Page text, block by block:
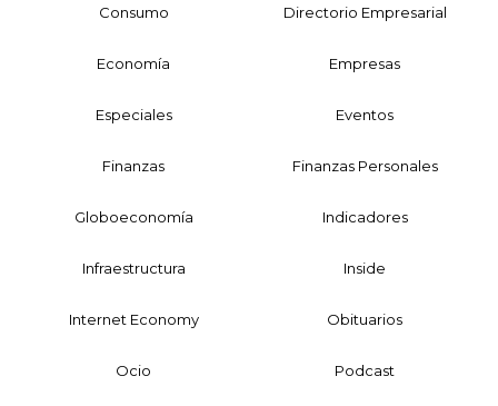
Consumo Directorio Empresarial
Economía Empresas
Especiales Eventos
Finanzas Finanzas Personales
Globoeconomía Indicadores
Infraestructura Inside
Internet Economy Obituarios
Ocio Podcast